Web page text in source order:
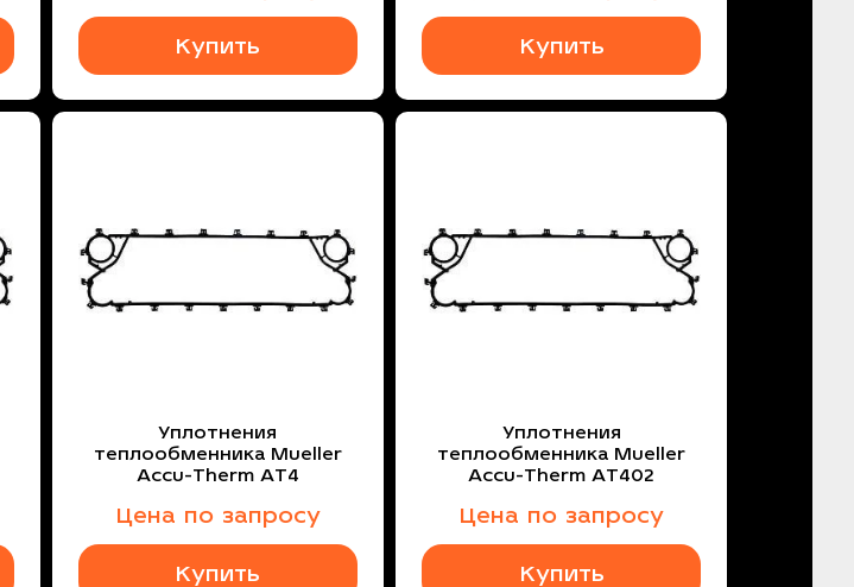
Купить Купить
Уплотнения
теплообменника Mueller
Accu-Therm AT4
Цена по запросу
Купить
Уплотнения
теплообменника Mueller
Accu-Therm AT402
Цена по запросу
Купить